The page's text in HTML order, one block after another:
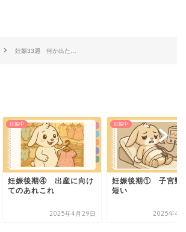
妊娠33週 何か出た…
妊娠中
妊娠後期④ 出産に向け
てのあれこれ
2025年4月29日
妊娠中
妊娠後期① 子宮頸
短い
2025年4